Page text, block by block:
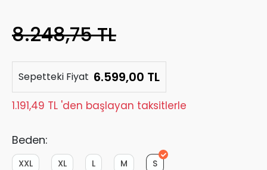
8.248,75 TL
Sepetteki Fiyat 6.599,00 TL
1.191,49 TL 'den başlayan taksitlerle
Beden:
S
M
L
XL
XXL